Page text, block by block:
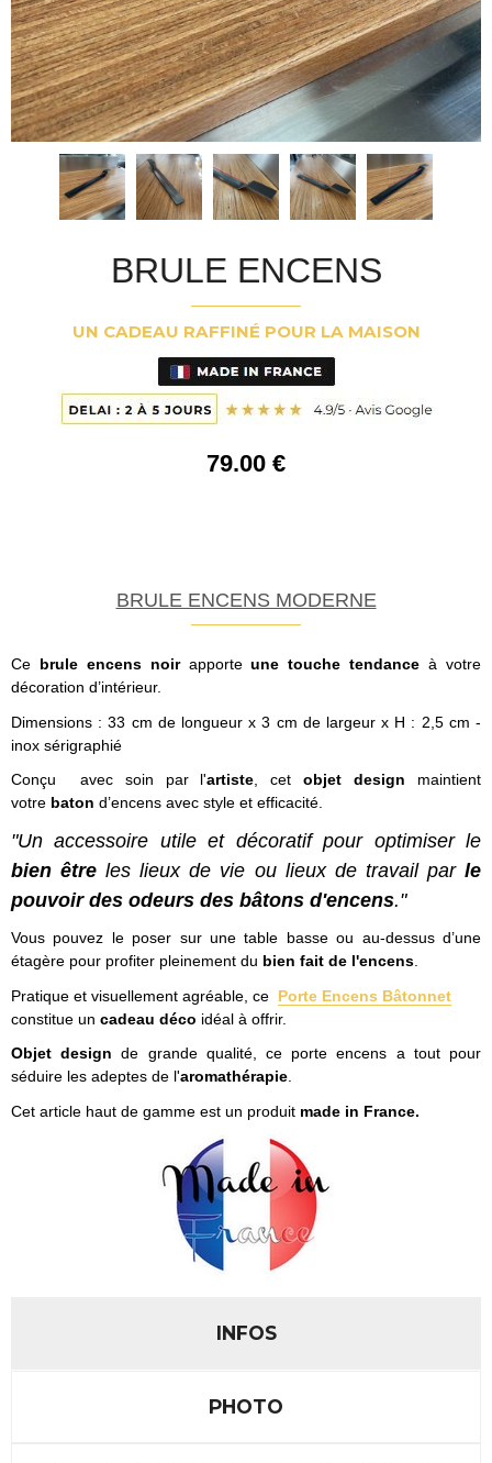
BRULE ENCENS
UN CADEAU RAFFINÉ POUR LA MAISON
79.00 €
BRULE ENCENS MODERNE
Ce brule encens noirapporteune touche tendance à votre
décoration d’intérieur.
Dimensions : 33 cm de longueur x 3 cm de largeur x H : 2,5 cm -
inox sérigraphié
Conçu avec soin par l'artiste, cetobjet design maintient
votre baton d’encens avec style et efficacité.
"Un accessoire utile et décoratif pour optimiser le
bien être les lieux de vie ou lieux de travail parle
pouvoir des odeurs des bâtons d'encens."
Vous pouvez le poser sur une table basse ou au-dessus d’une
étagère pour profiter pleinement du bien fait de l'encens.
Pratique et visuellement agréable, ce Porte Encens Bâtonnet
constitue un cadeau déco idéal à offrir.
Objet designde grande qualité, ce porte encens a tout pour
séduire les adeptes de l'aromathérapie.
Cet article haut de gamme est un produit made in France.
INFOS
PHOTO